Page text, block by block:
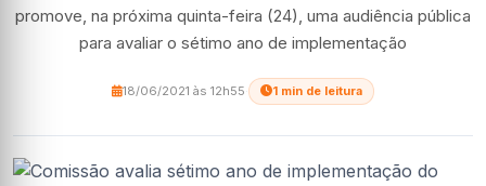
promove, na próxima quinta-feira (24), uma audiência pública
para avaliar o sétimo ano de implementação
18/06/2021 às 12h55 1 min de leitura